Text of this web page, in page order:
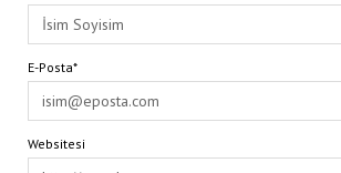
E-Posta*
Websitesi